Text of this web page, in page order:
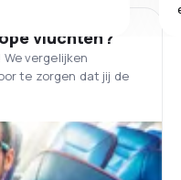
vluchten?
vergelijken
te zorgen dat jij de